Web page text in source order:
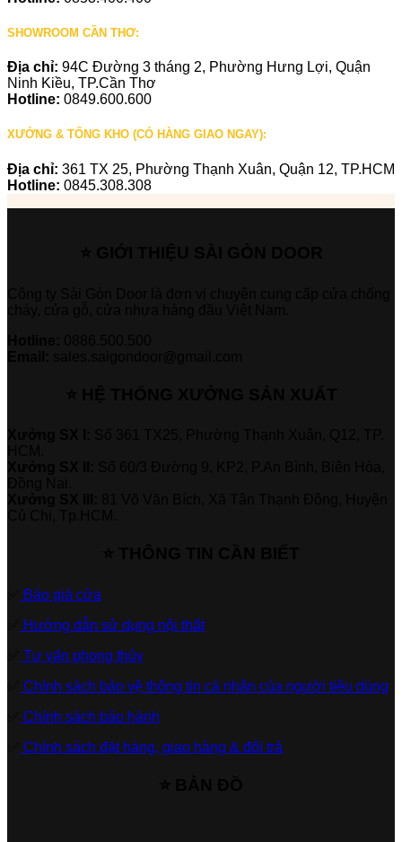
SHOWROOM CẦN THƠ:
Địa chỉ: 94C Đường 3 tháng 2, Phường Hưng Lợi, Quận
Ninh Kiều, TP.Cần Thơ
Hotline: 0849.600.600
XƯỞNG & TỔNG KHO (CÓ HÀNG GIAO NGAY):
Địa chỉ: 361 TX 25, Phường Thạnh Xuân, Quận 12, TP.HCM
Hotline: 0845.308.308
Báo giá cửa
Hướng dẫn sử dụng nội thất
Tư vấn phong thủy
Chính sách bảo vệ thông tin cá nhân của người tiêu dùng
Chính sách bảo hành
Chính sách đặt hàng, giao hàng & đổi trả